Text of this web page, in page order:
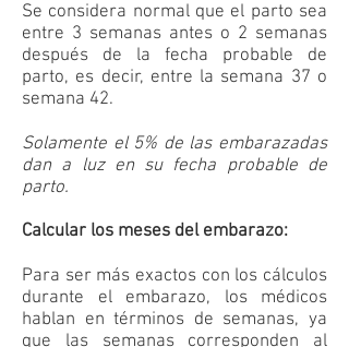
Se considera normal que el parto sea
entre 3 semanas antes o 2 semanas
después de la fecha probable de
parto, es decir, entre la semana 37 o
semana 42.
Solamente el 5% de las embarazadas
dan a luz en su fecha probable de
parto.
Calcular los meses del embarazo:
Para ser más exactos con los cálculos
durante el embarazo, los médicos
hablan en términos de semanas, ya
que las semanas corresponden al